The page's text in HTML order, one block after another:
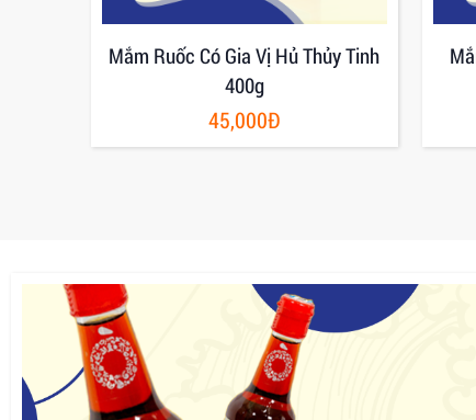
Mắm Ruốc Có Gia Vị Hủ Thủy Tinh
400g
45,000Đ